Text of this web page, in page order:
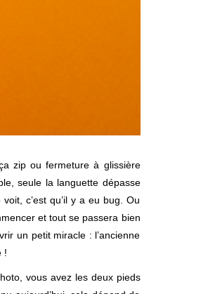
zip ou fermeture à glissière
seule la languette dépasse
c’est qu’il y a eu bug. Ou
et tout se passera bien
un petit miracle : l’ancienne
!
vous avez les deux pieds